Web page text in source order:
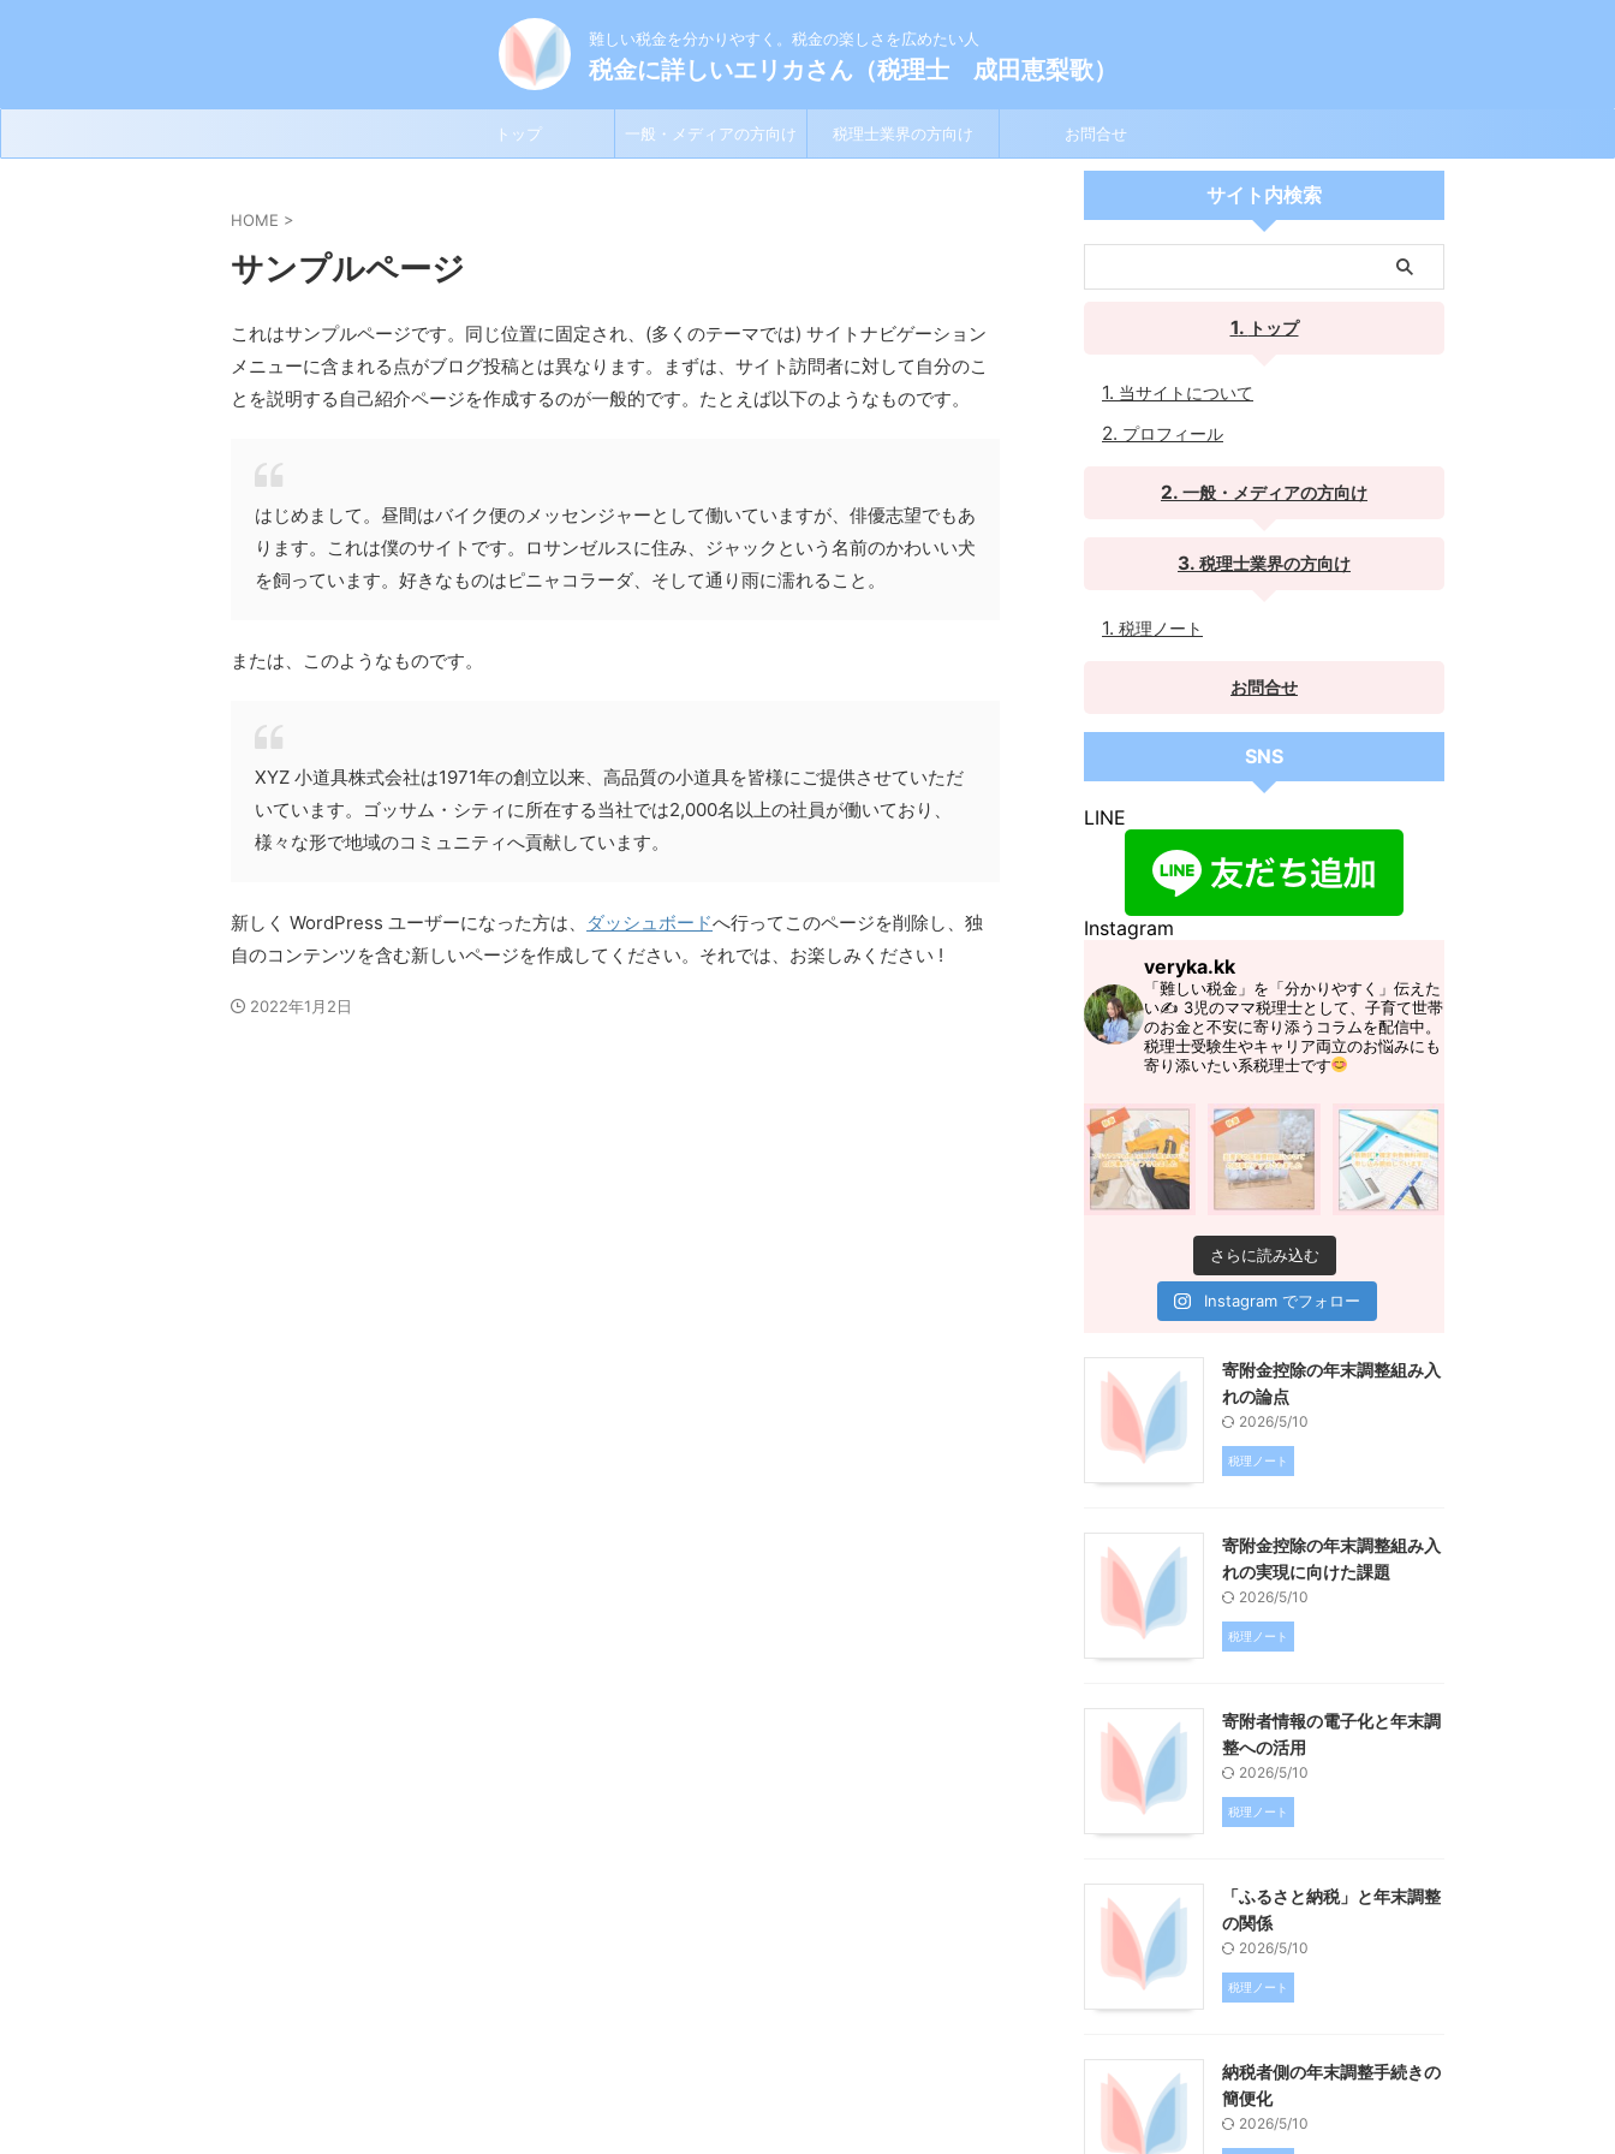
難しい税金を分かりやすく。税金の楽しさを広めたい人
税金に詳しいエリカさん（税理士 成田恵梨歌）
トップ 一般・メディアの方向け 税理士業界の方向け お問合せ
HOME >
サンプルページ
これはサンプルページです。同じ位置に固定され、(多くのテーマでは) サイトナビゲーション
メニューに含まれる点がブログ投稿とは異なります。まずは、サイト訪問者に対して自分のこ
とを説明する自己紹介ページを作成するのが一般的です。たとえば以下のようなものです。
はじめまして。昼間はバイク便のメッセンジャーとして働いていますが、俳優志望でもあ
ります。これは僕のサイトです。ロサンゼルスに住み、ジャックという名前のかわいい犬
を飼っています。好きなものはピニャコラーダ、そして通り雨に濡れること。
または、このようなものです。
XYZ 小道具株式会社は1971年の創立以来、高品質の小道具を皆様にご提供させていただ
いています。ゴッサム・シティに所在する当社では2,000名以上の社員が働いており、
様々な形で地域のコミュニティへ貢献しています。
新しく WordPress ユーザーになった方は、 ダッシュボードへ行ってこのページを削除し、独
自のコンテンツを含む新しいページを作成してください。それでは、お楽しみください !
2022年1月2日
サイト内検索
トップ
当サイトについて
プロフィール
一般・メディアの方向け
税理士業界の方向け
税理ノート
お問合せ
SNS
LINE
Instagram
veryka.kk
​「難しい税金」を「分かりやすく」伝えた
い✍ 3児のママ税理士として、子育て世帯
のお金と不安に寄り添うコラムを配信中。
税理士受験生やキャリア両立のお悩みにも
寄り添いたい系税理士です
さらに読み込む
Instagram でフォロー
寄附金控除の年末調整組み入
れの論点
2026/5/10
税理ノート
寄附金控除の年末調整組み入
れの実現に向けた課題
2026/5/10
税理ノート
寄附者情報の電子化と年末調
整への活用
2026/5/10
税理ノート
「ふるさと納税」と年末調整
の関係
2026/5/10
税理ノート
納税者側の年末調整手続きの
簡便化
2026/5/10